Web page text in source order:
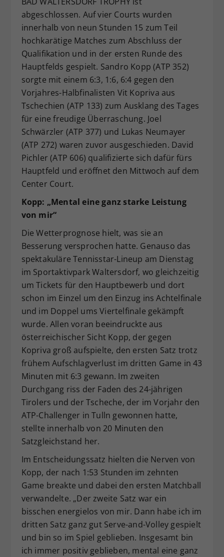
abgeschlossen. Auf vier Courts wurden
innerhalb von neun Stunden 15 zum Teil
hochkarätige Matches zum Abschluss der
Qualifikation und in der ersten Runde des
Hauptfelds gespielt. Sandro Kopp (ATP 352)
sorgte mit einem 6:3, 1:6, 6:4 gegen den
Vorjahres-Halbfinalisten Vit Kopriva aus
Tschechien (ATP 133) zum Ausklang des Tages
für eine freudige Überraschung. Joel
Schwärzler (ATP 377) und Lukas Neumayer
(ATP 272) waren zuvor ausgeschieden. David
Pichler (ATP 606) qualifizierte sich dafür fürs
Hauptfeld und eröffnet den Mittwoch auf dem
Center Court.
Kopp: „Mental eine ganz starke Leistung
von mir“
Die Wetterprognose hielt, was sie an
Besserung versprochen hatte. Genauso das
spektakuläre Tennisstar-Lineup am Dienstag
im Sportaktivpark Waltersdorf, wo gleichzeitig
um Tickets für den Hauptbewerb und dort
schon im Einzel um den Einzug ins Achtelfinale
und im Doppel ums Viertelfinale gekämpft
wurde. Allen voran beeindruckte aus
österreichischer Sicht Kopp, der gegen
Kopriva groß aufspielte, den ersten Satz trotz
frühem Aufschlagverlust im dritten Game in 43
Minuten mit 6:3 gewann. Im zweiten
Durchgang riss der Faden des 24-jährigen
Tirolers und der Tscheche, der im Vorjahr den
ATP-Challenger in Tulln gewonnen hatte,
stellte innerhalb von 20 Minuten den
Satzgleichstand her.
Im Entscheidungssatz hielten die Nerven von
Kopp, der nach 1:53 Stunden im zehnten
Game breakte und dabei den ersten Matchball
verwandelte. „Der zweite Satz war ein
bisschen energielos von mir. Dann habe ich im
dritten Satz ganz gut Serve-and-Volley gespielt
und bin so im Spiel geblieben. Insgesamt bin
ich immer positiv geblieben, mental eine ganz
Zweck
Dieser Wert speichert Ihre Consent-
Einstellungen. Unter anderem eine
historische Speicherung Ihrer
vorgenommen Einstellungen, falls der
Webseiten-Betreiber dies eingestellt
hat.